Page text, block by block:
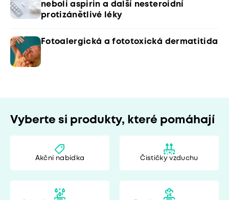
neboli aspirin a další nesteroidní
protizánětlivé léky
Fotoalergická a fototoxická dermatitida
Vyberte si produkty, které pomáhají
Akční nabídka Čističky vzduchu